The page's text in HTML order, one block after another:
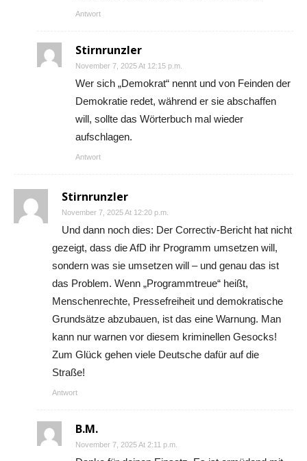
Antwort
Stirnrunzler
November 7, 2025 At 12:15 p.m.
Wer sich „Demokrat“ nennt und von Feinden der
Demokratie redet, während er sie abschaffen
will, sollte das Wörterbuch mal wieder
aufschlagen.
Antwort
Stirnrunzler
November 7, 2025 At 12:20 p.m.
Und dann noch dies: Der Correctiv-Bericht hat nicht
gezeigt, dass die AfD ihr Programm umsetzen will,
sondern was sie umsetzen will – und genau das ist
das Problem. Wenn „Programmtreue“ heißt,
Menschenrechte, Pressefreiheit und demokratische
Grundsätze abzubauen, ist das eine Warnung. Man
kann nur warnen vor diesem kriminellen Gesocks!
Zum Glück gehen viele Deutsche dafür auf die
Straße!
Antwort
B.M.
November 7, 2025 At 2:11 p.m.